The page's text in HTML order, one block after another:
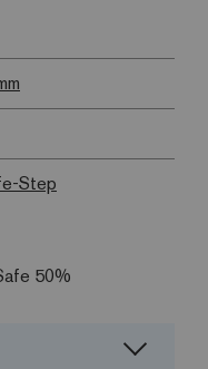
Step
50%